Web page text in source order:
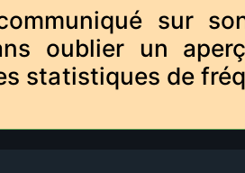
sur
oublier un
statistiques de